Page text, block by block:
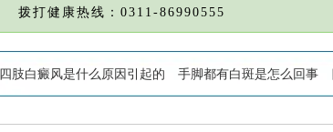
拨打健康热线：0311-86990555
四肢白癜风是什么原因引起的 手脚都有白斑是怎么回事